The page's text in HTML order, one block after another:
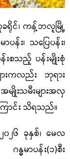
င်၊ ကန့်ဘလူမြို့
ပန်း၊ သပြေပန်း၊
းစသည့် ပန်းမျိုးစုံ
ားကလည်း ဘုရား
သမီးများအလှ
ာင်း သိရသည်။
ခုနှစ်၊ မေလ
မာပန်း(၁)စီး